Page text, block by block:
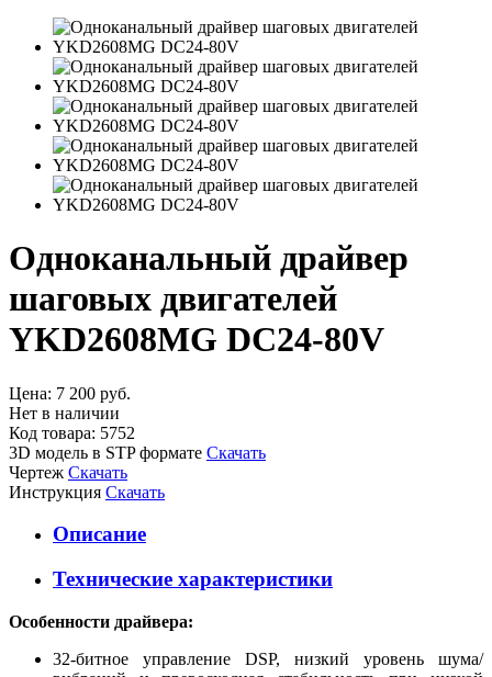
Одноканальный драйвер
шаговых двигателей
YKD2608MG DC24-80V
Цена: 7 200 руб.
Нет в наличии
Код товара: 5752
3D модель в STP формате Скачать
Чертеж Скачать
Инструкция Скачать
Описание
Технические характеристики
Особенности драйвера:
32-битное управление DSP, низкий уровень шума/